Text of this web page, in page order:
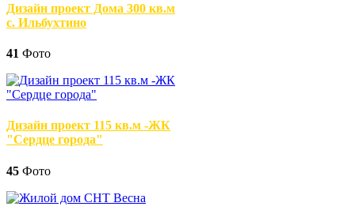
Дизайн проект Дома 300 кв.м
с. Ильбухтино
41 Фото
Дизайн проект 115 кв.м -ЖК
"Сердце города"
45 Фото